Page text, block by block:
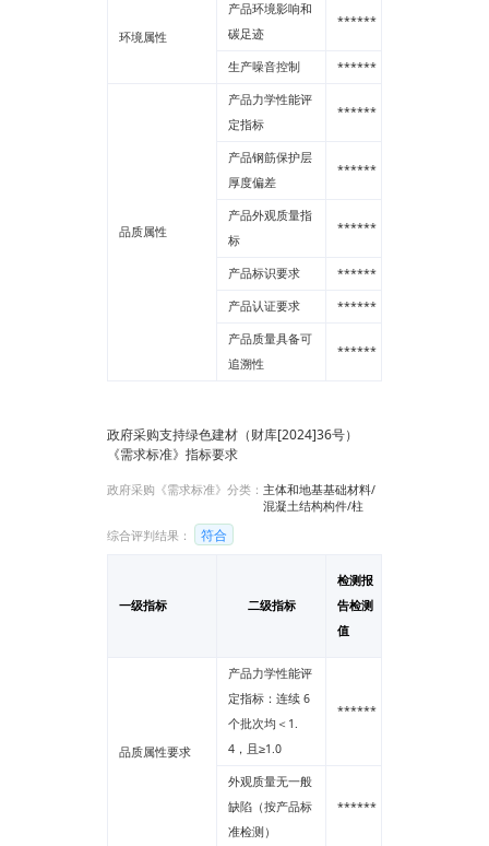
环境属性
产品环境影响和
碳足迹
******
生产噪音控制 ******
品质属性
产品力学性能评
定指标
******
产品钢筋保护层
厚度偏差
******
产品外观质量指
标
******
产品标识要求 ******
产品认证要求 ******
产品质量具备可
追溯性
******
政府采购支持绿色建材（财库[2024]36号）
《需求标准》指标要求
政府采购《需求标准》分类：主体和地基基础材料/
混凝土结构构件/柱
综合评判结果：
符合
一级指标 二级指标
检测报
告检测
值
品质属性要求
产品力学性能评
定指标：连续 6
个批次均＜1.
4，且≥1.0
******
外观质量无一般
缺陷（按产品标
准检测）
******